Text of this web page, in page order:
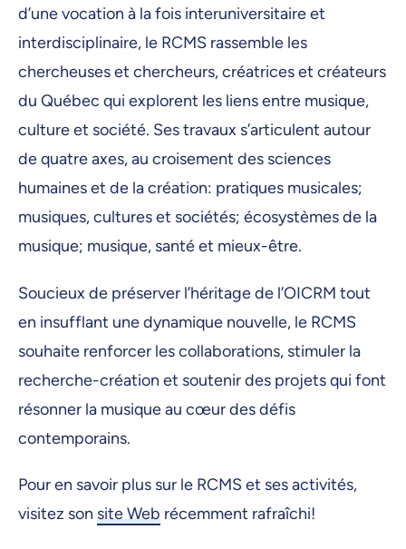
d’une vocation à la fois interuniversitaire et
interdisciplinaire, le RCMS rassemble les
chercheuses et chercheurs, créatrices et créateurs
du Québec qui explorent les liens entre musique,
culture et société. Ses travaux s’articulent autour
de quatre axes, au croisement des sciences
humaines et de la création: pratiques musicales;
musiques, cultures et sociétés; écosystèmes de la
musique; musique, santé et mieux-être.
Soucieux de préserver l’héritage de l’OICRM tout
en insufflant une dynamique nouvelle, le RCMS
souhaite renforcer les collaborations, stimuler la
recherche-création et soutenir des projets qui font
résonner la musique au cœur des défis
contemporains.
Pour en savoir plus sur le RCMS et ses activités,
visitez son site Web récemment rafraîchi!